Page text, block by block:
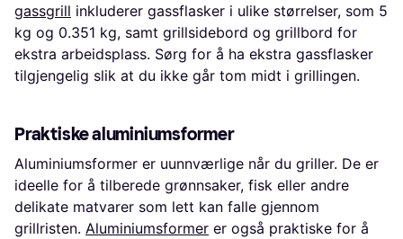
gassgrill inkluderer gassflasker i ulike størrelser, som 5
kg og 0.351 kg, samt grillsidebord og grillbord for
ekstra arbeidsplass. Sørg for å ha ekstra gassflasker
tilgjengelig slik at du ikke går tom midt i grillingen.
Praktiske aluminiumsformer
Aluminiumsformer er uunnværlige når du griller. De er
ideelle for å tilberede grønnsaker, fisk eller andre
delikate matvarer som lett kan falle gjennom
grillristen. Aluminiumsformer er også praktiske for å